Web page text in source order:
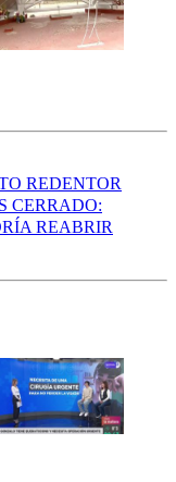
REDENTOR
CERRADO:
REABRIR